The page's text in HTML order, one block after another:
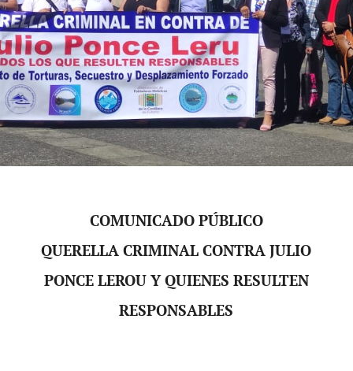
COMUNICADO PÚBLICO
QUERELLA CRIMINAL CONTRA JULIO
PONCE LEROU Y QUIENES RESULTEN
RESPONSABLES